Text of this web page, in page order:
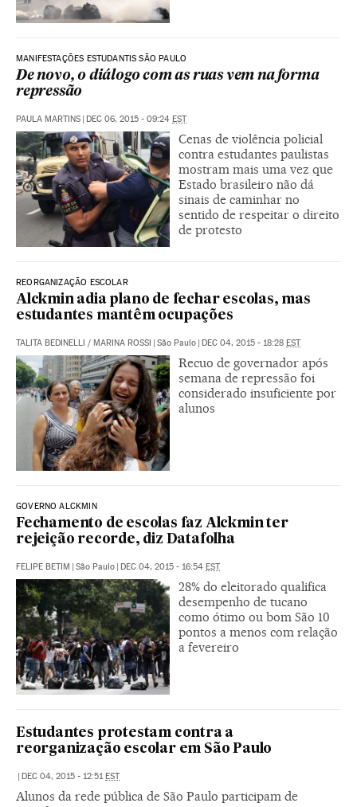
MANIFESTAÇÕES ESTUDANTIS SÃO PAULO
De novo, o diálogo com as ruas vem na forma
repressão
PAULA MARTINS DEC 06, 2015 - 09:24 EST
Cenas de violência policial
contra estudantes paulistas
mostram mais uma vez que
Estado brasileiro não dá
sinais de caminhar no
sentido de respeitar o direito
de protesto
REORGANIZAÇÃO ESCOLAR
Alckmin adia plano de fechar escolas, mas
estudantes mantêm ocupações
TALITA BEDINELLI / MARINA ROSSI São Paulo DEC 04, 2015 - 18:28 EST
Recuo de governador após
semana de repressão foi
considerado insuficiente por
alunos
GOVERNO ALCKMIN
Fechamento de escolas faz Alckmin ter
rejeição recorde, diz Datafolha
FELIPE BETIM São Paulo DEC 04, 2015 - 16:54 EST
28% do eleitorado qualifica
desempenho de tucano
como ótimo ou bom São 10
pontos a menos com relação
a fevereiro
Estudantes protestam contra a
reorganização escolar em São Paulo
DEC 04, 2015 - 12:51 EST
Alunos da rede pública de São Paulo participam de